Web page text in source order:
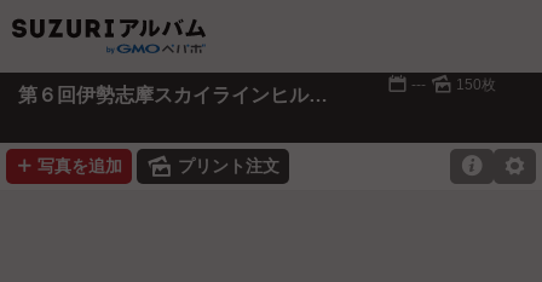
第６回伊勢志摩スカイラインヒルクライム 📅 --- 🌄 150枚
➕ 写真を追加 🌄 プリント注文 ⚙
